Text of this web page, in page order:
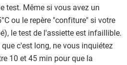
test. Même si vous avez un
ou le repère "confiture" si votre
le test de l'assiette est infaillible.
c'est long, ne vous inquiétez
10 et 45 min pour que la